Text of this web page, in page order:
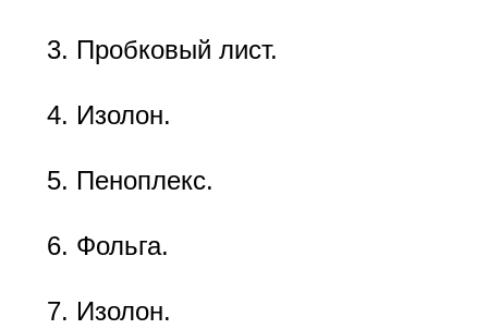
Пробковый лист.
Изолон.
Пеноплекс.
Фольга.
Изолон.